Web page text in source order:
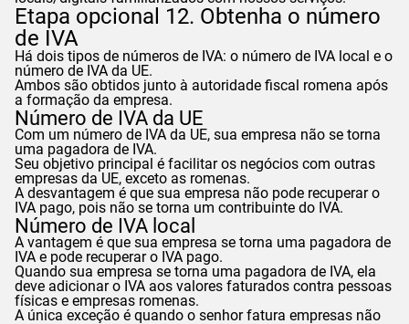
Etapa opcional 12. Obtenha o número
de IVA
Há dois tipos de números de IVA: o número de IVA local e o
número de IVA da UE.
Ambos são obtidos junto à autoridade fiscal romena após
a formação da empresa.
Número de IVA da UE
Com um número de IVA da UE, sua empresa não se torna
uma pagadora de IVA.
Seu objetivo principal é facilitar os negócios com outras
empresas da UE, exceto as romenas.
A desvantagem é que sua empresa não pode recuperar o
IVA pago, pois não se torna um contribuinte do IVA.
Número de IVA local
A vantagem é que sua empresa se torna uma pagadora de
IVA e pode recuperar o IVA pago.
Quando sua empresa se torna uma pagadora de IVA, ela
deve adicionar o IVA aos valores faturados contra pessoas
físicas e empresas romenas.
A única exceção é quando o senhor fatura empresas não